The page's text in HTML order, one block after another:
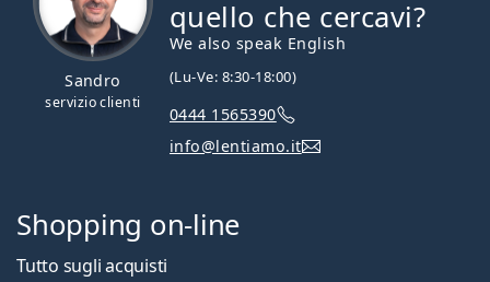
Sandro
servizio clienti
quello che cercavi?
We also speak English
(Lu-Ve: 8:30-18:00)
0444 1565390
info@lentiamo.it
Shopping on-line
Tutto sugli acquisti